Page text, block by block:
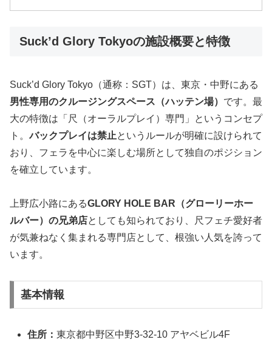
Suck’d Glory Tokyoの施設概要と特徴
Suck’d Glory Tokyo（通称：SGT）は、東京・中野にある
男性専用のクルージングスペース（ハッテン場） です。最
大の特徴は「尺（オーラルプレイ）専門」というコンセプ
ト。バックプレイは禁止というルールが明確に設けられて
おり、フェラを中心に楽しむ場所として独自のポジション
を確立しています。
上野広小路にあるGLORY HOLE BAR（グローリーホー
ルバー）の兄弟店としても知られており、尺フェチ愛好者
が気兼ねなく集まれる専門店として、根強い人気を誇って
います。
基本情報
住所：東京都中野区中野3-32-10 アヤベビル4F